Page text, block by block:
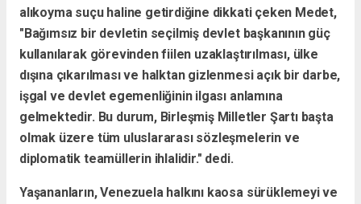
alıkoyma suçu haline getirdiğine dikkati çeken Medet,
"Bağımsız bir devletin seçilmiş devlet başkanının güç
kullanılarak görevinden fiilen uzaklaştırılması, ülke
dışına çıkarılması ve halktan gizlenmesi açık bir darbe,
işgal ve devlet egemenliğinin ilgası anlamına
gelmektedir. Bu durum, Birleşmiş Milletler Şartı başta
olmak üzere tüm uluslararası sözleşmelerin ve
diplomatik teamüllerin ihlalidir." dedi.
Yaşananların, Venezuela halkını kaosa sürüklemeyi ve